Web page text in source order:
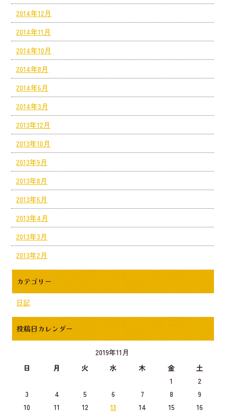
2014年12月
2014年11月
2014年10月
2014年8月
2014年6月
2014年3月
2013年12月
2013年10月
2013年9月
2013年8月
2013年6月
2013年4月
2013年3月
2013年2月
カテゴリー
日記
投稿日カレンダー
2019年11月
日
月 火 水 木 金
土
1
2
3
4 5 6 7 8
9
10
11 12 13 14 15 16